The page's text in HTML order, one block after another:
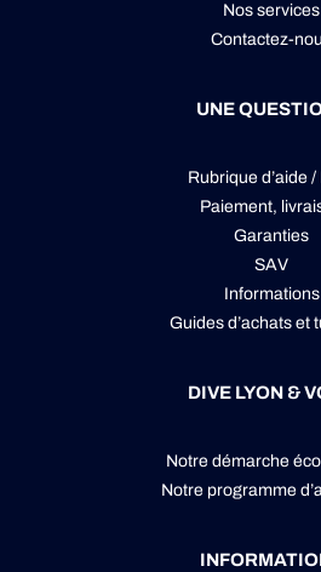
Nos services
Contactez-
UNE
Rubrique d’aide /
Paiement,
Garanties
SAV
Informations
Guides d’achats et
DIVE LYON &
Notre démarche
Notre programme